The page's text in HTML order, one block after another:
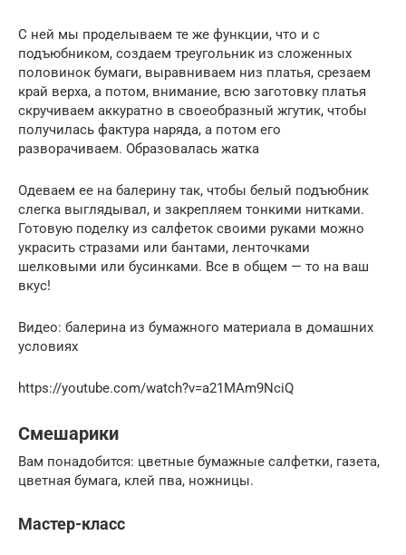
С ней мы проделываем те же функции, что и с
подъюбником, создаем треугольник из сложенных
половинок бумаги, выравниваем низ платья, срезаем
край верха, а потом, внимание, всю заготовку платья
скручиваем аккуратно в своеобразный жгутик, чтобы
получилась фактура наряда, а потом его
разворачиваем. Образовалась жатка
Одеваем ее на балерину так, чтобы белый подъюбник
слегка выглядывал, и закрепляем тонкими нитками.
Готовую поделку из салфеток своими руками можно
украсить стразами или бантами, ленточками
шелковыми или бусинками. Все в общем — то на ваш
вкус!
Видео: балерина из бумажного материала в домашних
условиях
https://youtube.com/watch?v=a21MAm9NciQ
Смешарики
Вам понадобится: цветные бумажные салфетки, газета,
цветная бумага, клей пва, ножницы.
Мастер-класс